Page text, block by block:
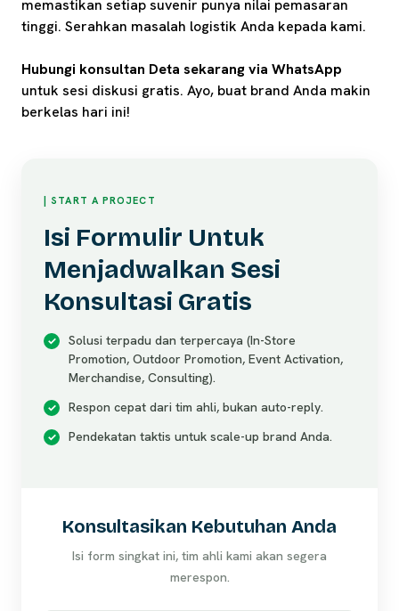
memastikan setiap suvenir punya nilai pemasaran
tinggi. Serahkan masalah logistik Anda kepada kami.
Hubungi konsultan Deta sekarang via WhatsApp
untuk sesi diskusi gratis. Ayo, buat brand Anda makin
berkelas hari ini!
| START A PROJECT
Isi Formulir Untuk
Menjadwalkan Sesi
Konsultasi Gratis
Solusi terpadu dan terpercaya (In-Store
Promotion, Outdoor Promotion, Event Activation,
Merchandise, Consulting).
Respon cepat dari tim ahli, bukan auto-reply.
Pendekatan taktis untuk scale-up brand Anda.
Konsultasikan Kebutuhan Anda
Isi form singkat ini, tim ahli kami akan segera
merespon.